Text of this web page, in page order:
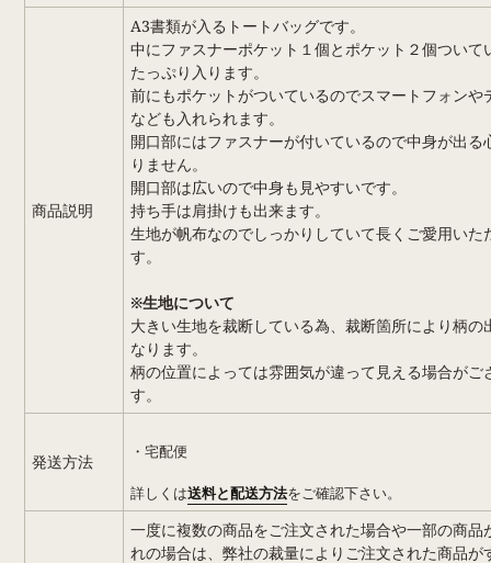
商品説明
A3書類が入るトートバッグです。
中にファスナーポケット１個とポケット２個ついて
たっぷり入ります。
前にもポケットがついているのでスマートフォンや
なども入れられます。
開口部にはファスナーが付いているので中身が出る
りません。
開口部は広いので中身も見やすいです。
持ち手は肩掛けも出来ます。
生地が帆布なのでしっかりしていて長くご愛用いた
す。
※生地について
大きい生地を裁断している為、裁断箇所により柄の
なります。
柄の位置によっては雰囲気が違って見える場合がご
す。
発送方法 ・宅配便
詳しくは送料と配送方法をご確認下さい。
一度に複数の商品をご注文された場合や一部の商品
れの場合は、弊社の裁量によりご注文された商品が